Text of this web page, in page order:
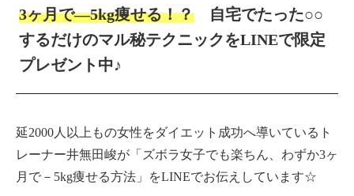
3ヶ月で―5kg痩せる！？ 自宅でたった○○
するだけのマル秘テクニックをLINEで限定
プレゼント中♪
延2000人以上もの女性をダイエット成功へ導いているト
レーナー井無田峻が「ズボラ女子でも楽ちん、わずか3ヶ
月で－5kg痩せる方法」をLINEでお伝えしています☆